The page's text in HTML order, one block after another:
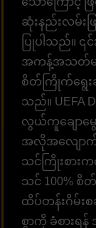
ဆုံးနည်းလမ်းဖ
ပြုပါသည်။
အကန့်အသတ်မရှိ
စိတ်ကြိုက်ရွေးခ
သည်။ UEFA
လွယ်ကူချောမွ
အလိုအလျော
သင်ကြိုးစား
သင် 100% စိ
ထိပ်တန်းဂိမ်းစ
စွာကို ခံစားရ